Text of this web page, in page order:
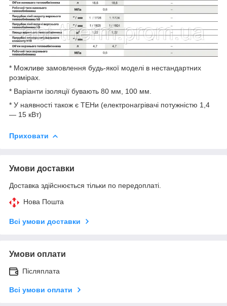
* Можливе замовлення будь-якої моделі в нестандартних
розмірах.
* Варіанти ізоляції бувають 80 мм, 100 мм.
* У наявності також є ТЕНи (електронагрівачі потужністю 1,4
— 15 кВт)
Приховати
Умови доставки
Доставка здійснюється тільки по передоплаті.
Нова Пошта
Всі умови доставки
Умови оплати
Післяплата
Всі умови оплати